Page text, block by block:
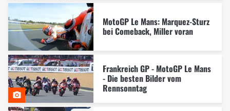
MotoGP Le Mans: Marquez-Sturz
bei Comeback, Miller voran
Frankreich GP - MotoGP Le Mans
- Die besten Bilder vom
Rennsonntag